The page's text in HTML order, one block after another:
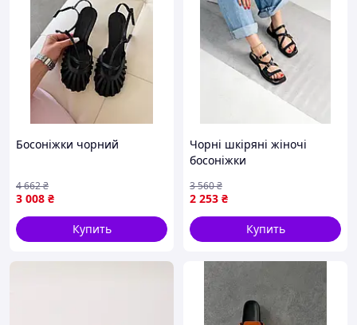
Босоніжки чорний
3 008 ₴
4 662₴
Купить
Чорні шкіряні жіночі
босоніжки
2 253 ₴
3 560₴
Купить